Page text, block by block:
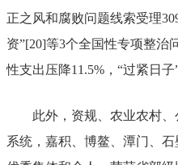
正之风和腐败问题线索受理
资”[20]等3个全国性专项整治
性支出压降11.5% ， “过紧日子
此外，资规、 农业农村、
系统，嘉积、博鳌、潭门、 石